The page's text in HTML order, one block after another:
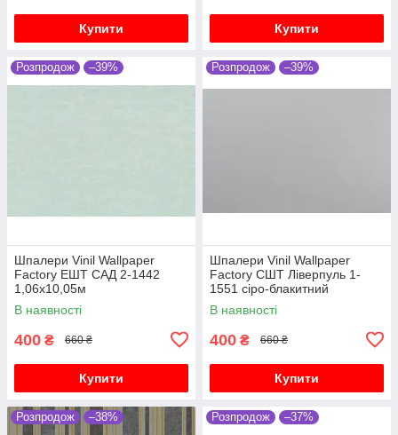
Купити Купити
Розпродож –39%
Шпалери Vinil Wallpaper
Factory ЕШТ САД 2-1442
1,06х10,05м
В наявності
400 ₴ 660 ₴
Купити
Розпродож –39%
Шпалери Vinil Wallpaper
Factory СШТ Ліверпуль 1-
1551 сіро-блакитний
1,06х10,05м
В наявності
400 ₴ 660 ₴
Купити
Розпродож –38% Розпродож –37%